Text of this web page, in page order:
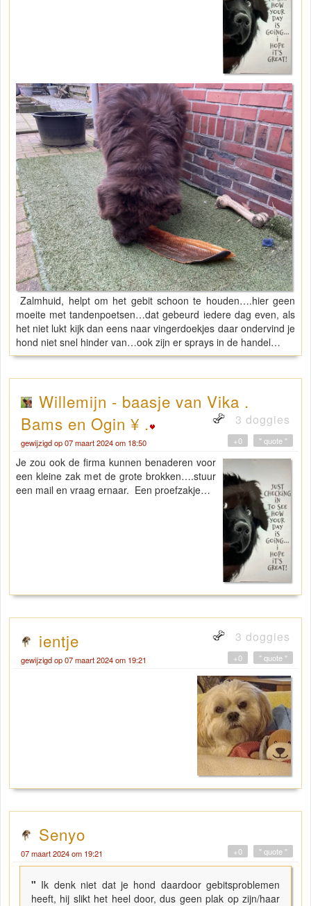
Zalmhuid, helpt om het gebit schoon te houden….hier geen
moeite met tandenpoetsen…dat gebeurd iedere dag even, als
het niet lukt kijk dan eens naar vingerdoekjes daar ondervind je
hond niet snel hinder van…ook zijn er sprays in de handel…
Willemijn - baasje van Vika .
Bams en Ogin ¥ .
3 doggies
gewijzigd op 07 maart 2024 om 18:50 " quote "
+0
Je zou ook de firma kunnen benaderen voor
een kleine zak met de grote brokken….stuur
een mail en vraag ernaar. Een proefzakje…
ientje 3 doggies
gewijzigd op 07 maart 2024 om 19:21 " quote "
+0
Senyo
07 maart 2024 om 19:21 " quote "
+0
" Ik denk niet dat je hond daardoor gebitsproblemen
heeft, hij slikt het heel door, dus geen plak op zijn/haar